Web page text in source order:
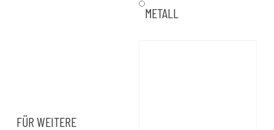
ETALL
FÜR WEITERE